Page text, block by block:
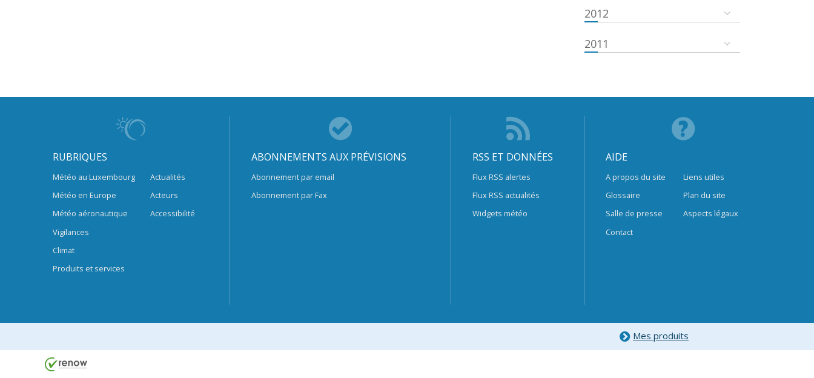
2012
2011
RUBRIQUES
Météo au Luxembourg
Météo en Europe
Météo aéronautique
Vigilances
Climat
Produits et services
Actualités
Acteurs
Accessibilité
ABONNEMENTS AUX PRÉVISIONS
Abonnement par email
Abonnement par Fax
RSS ET DONNÉES
Flux RSS alertes
Flux RSS actualités
Widgets météo
AIDE
A propos du site
Glossaire
Salle de presse
Contact
Liens utiles
Plan du site
Aspects légaux
Mes produits